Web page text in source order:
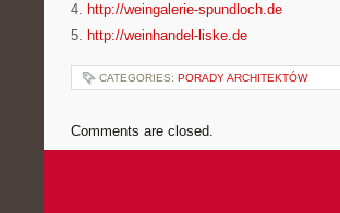
4. http://weingalerie-spundloch.de
5. http://weinhandel-liske.de
CATEGORIES: PORADY ARCHITEKTÓW
Comments are closed.